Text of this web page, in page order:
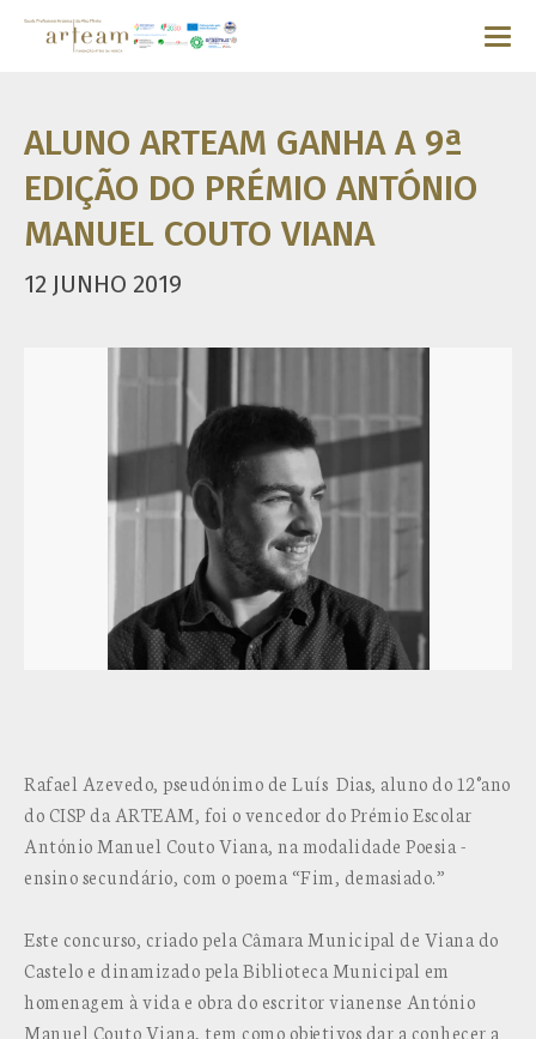
ALUNO ARTEAM GANHA A 9ª
EDIÇÃO DO PRÉMIO ANTÓNIO
MANUEL COUTO VIANA
12 JUNHO 2019
Rafael Azevedo, pseudónimo de Luís Dias, aluno do 12°ano
do CISP da ARTEAM, foi o vencedor do Prémio Escolar
António Manuel Couto Viana, na modalidade Poesia -
ensino secundário, com o poema “Fim, demasiado.”
Este concurso, criado pela Câmara Municipal de Viana do
Castelo e dinamizado pela Biblioteca Municipal em
homenagem à vida e obra do escritor vianense António
Manuel Couto Viana, tem como objetivos dar a conhecer a